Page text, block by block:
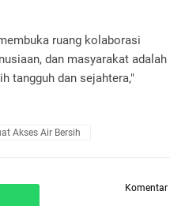
ruang kolaborasi
dan masyarakat adalah
tangguh dan sejahtera,"
Akses Air Bersih
Komentar